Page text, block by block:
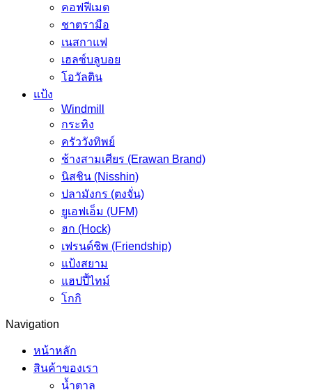
คอฟฟีเมต
ชาตรามือ
เนสกาแฟ
เฮลซ์บลูบอย
โอวัลติน
แป้ง
Windmill
กระทิง
ครัววังทิพย์
ช้างสามเศียร (Erawan Brand)
นิสชิน (Nisshin)
ปลามังกร (ตงจั่น)
ยูเอฟเอ็ม (UFM)
ฮก (Hock)
เฟรนด์ชิพ (Friendship)
แป้งสยาม
แฮปปี้ไทม์
โกกิ
Navigation
หน้าหลัก
สินค้าของเรา
น้ำตาล